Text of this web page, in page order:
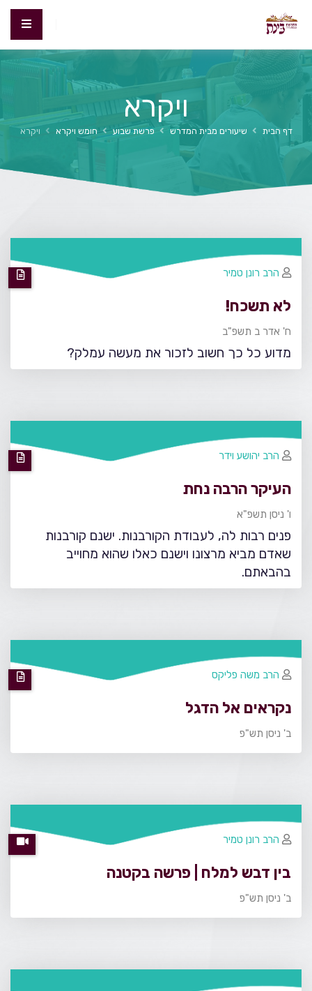
ויקרא
דף הבית שיעורים מבית המדרש פרשת שבוע חומש ויקרא ויקרא
לא תשכח!
ח' אדר ב תשפ"ב
מדוע כל כך חשוב לזכור את מעשה עמלק?
הרב רונן טמיר
העיקר הרבה נחת
ו' ניסן תשפ"א
פנים רבות לה, לעבודת הקורבנות. ישנם קורבנות
שאדם מביא מרצונו וישנם כאלו שהוא מחוייב
בהבאתם.
הרב יהושע וידר
נקראים אל הדגל
ב' ניסן תש"פ
הרב משה פליקס
בין דבש למלח | פרשה בקטנה
ב' ניסן תש"פ
הרב רונן טמיר